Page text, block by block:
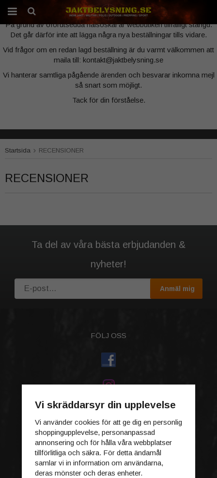
Webbutiken är tillfälligt stängd
På grund av oförutsedda hälsoskäl är webbutiken tillfälligt stängd.
Det går därför inte att lägga några nya beställningar tills vidare.
Vid frågor om en redan lagd beställning är du varmt välkommen att
maila till: kontakt@jaktbelysning.se
Vi hanterar samtliga pågående ärenden och besvarar inkomna mejl
så snart som möjligt.
Tack för din förståelse.
Startsida RECENSIONER
RECENSIONER
Ta del av våra bästa erbjudanden &
nyheter!
Anmäl mig
FÖLJ OSS
HANDLA
Aktiva erbjudanden
Går inte köpet igenom?
Villkor
Ångra köp
Logga in
Vi skräddarsyr din upplevelse
Vi använder cookies för att ge dig en personlig
shoppingupplevelse, personanpassad
annonsering och för hålla våra webbplatser
tillförlitliga och säkra. För detta ändamål
samlar vi in information om användarna,
deras mönster och deras enheter.